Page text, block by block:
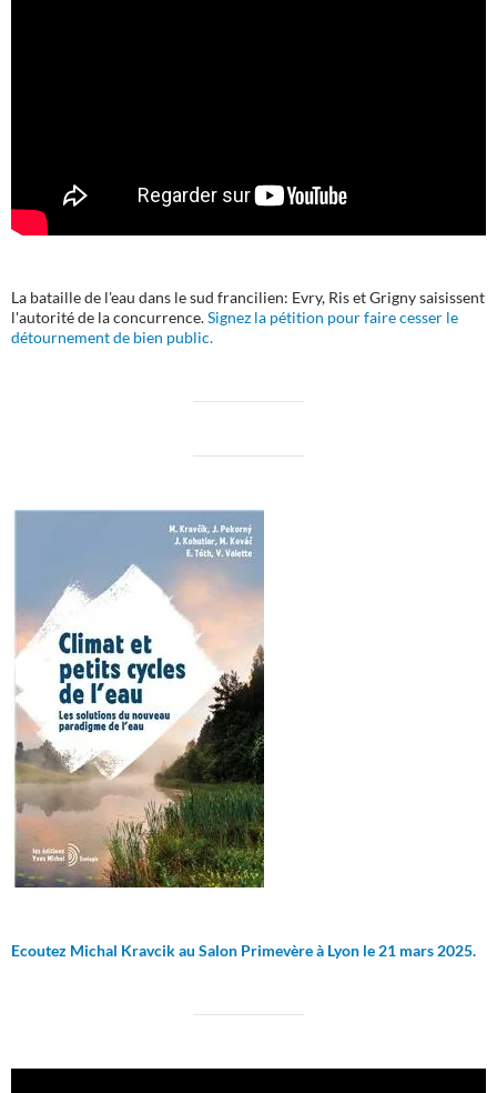
La bataille de l'eau dans le sud francilien: Evry, Ris et Grigny saisissent
l'autorité de la concurrence.Signez la pétition pour faire cesser le
détournement de bien public.
Ecoutez Michal Kravcik au Salon Primevère à Lyon le 21 mars 2025.